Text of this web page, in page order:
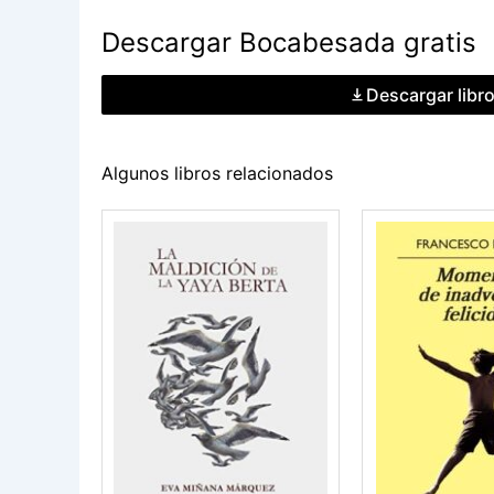
Descargar Bocabesada gratis
Descargar libro
Algunos libros relacionados